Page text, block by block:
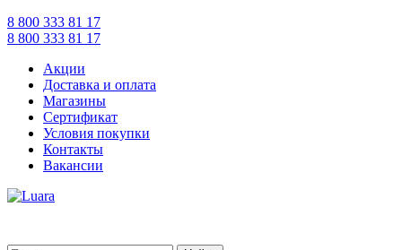
8 800 333 81 17
8 800 333 81 17
Акции
Доставка и оплата
Магазины
Сертификат
Условия покупки
Контакты
Вакансии